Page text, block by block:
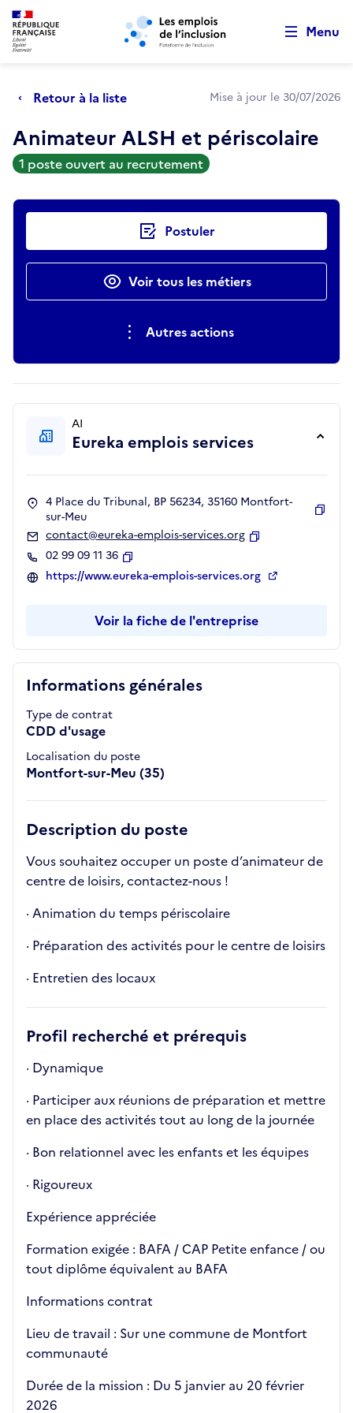
Aller au menu principal Aller au contenu principal
Menu
Retour à la liste Mise à jour le 30/07/2026
Animateur ALSH et périscolaire
1 poste ouvert au recrutement
Actions rapides Postuler
Voir tous les métiers
Autres actions
Informations générales
Type de contrat
CDD d'usage
Localisation du poste
Montfort-sur-Meu (35)
Description du poste
Vous souhaitez occuper un poste d’animateur de
centre de loisirs, contactez-nous !
· Animation du temps périscolaire
· Préparation des activités pour le centre de loisirs
· Entretien des locaux
Profil recherché et prérequis
· Dynamique
· Participer aux réunions de préparation et mettre
en place des activités tout au long de la journée
· Bon relationnel avec les enfants et les équipes
· Rigoureux
Expérience appréciée
Formation exigée : BAFA / CAP Petite enfance / ou
tout diplôme équivalent au BAFA
Informations contrat
Lieu de travail : Sur une commune de Montfort
communauté
Durée de la mission : Du 5 janvier au 20 février
2026
AI
Eureka emplois services
4 Place du Tribunal, BP 56234, 35160 Montfort-
sur-Meu
contact@eureka-emplois-services.org
02 99 09 11 36
Copier
https://www.eureka-emplois-services.org
Voir la fiche de l'entreprise
Retour au début de la page
Panneau de gestion des cookies